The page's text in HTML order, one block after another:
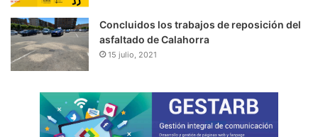
Concluidos los trabajos de reposición del
asfaltado de Calahorra
15 julio, 2021